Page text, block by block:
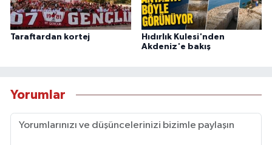
Taraftardan kortej
Hıdırlık Kulesi'nden
Akdeniz'e bakış
Yorumlar